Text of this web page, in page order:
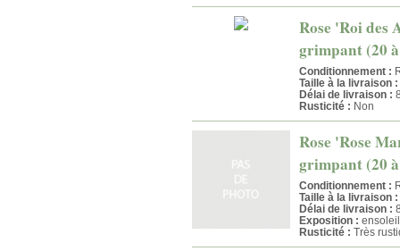
Rose 'Roi des
grimpant (20
Conditionnement :
Taille à la livraison :
Délai de livraison :
Rusticité : Non
Rose 'Rose
grimpant (20
Conditionnement :
Taille à la livraison :
Délai de livraison :
Exposition :
Rusticité : Très